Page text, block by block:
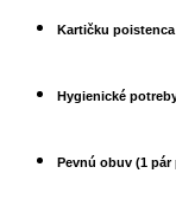
Kartičku
Hygienické
Pevnú obuv (1